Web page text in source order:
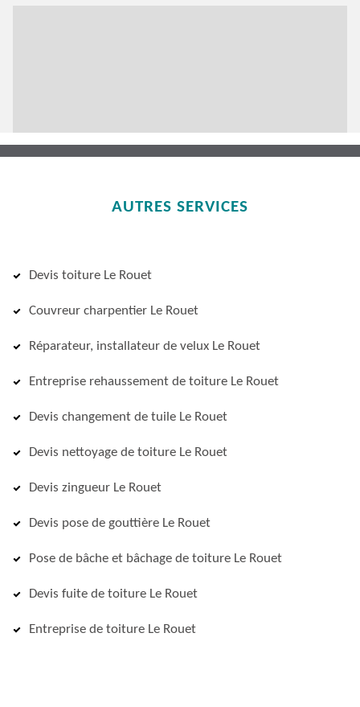
AUTRES SERVICES
Devis toiture Le Rouet
Couvreur charpentier Le Rouet
Réparateur, installateur de velux Le Rouet
Entreprise rehaussement de toiture Le Rouet
Devis changement de tuile Le Rouet
Devis nettoyage de toiture Le Rouet
Devis zingueur Le Rouet
Devis pose de gouttière Le Rouet
Pose de bâche et bâchage de toiture Le Rouet
Devis fuite de toiture Le Rouet
Entreprise de toiture Le Rouet